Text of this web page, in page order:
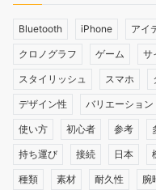
Bluetooth iPhone アイ
クロノグラフ ゲーム サ
スタイリッシュ スマホ
デザイン性 バリエーション
使い方 初心者 参考
持ち運び 接続 日本
種類 素材 耐久性 腕